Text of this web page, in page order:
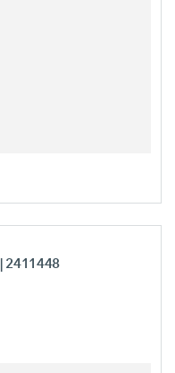
| 2411448